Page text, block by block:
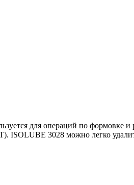
для операций по формовке
ISOLUBE 3028 можно легко